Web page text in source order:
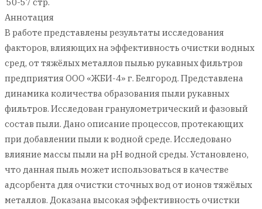
Аннотация
В работе представлены результаты исследования
факторов, влияющих на эффективность очистки водных
сред, от тяжёлых металлов пылью рукавных фильтров
предприятия ООО «ЖБИ-4» г. Белгород. Представлена
динамика количества образования пыли рукавных
фильтров. Исследован гранулометрический и фазовый
состав пыли. Дано описание процессов, протекающих
при добавлении пыли к водной среде. Исследовано
влияние массы пыли на pH водной среды. Установлено,
что данная пыль может использоваться в качестве
адсорбента для очистки сточных вод от ионов тяжёлых
металлов. Доказана высокая эффективность очистки